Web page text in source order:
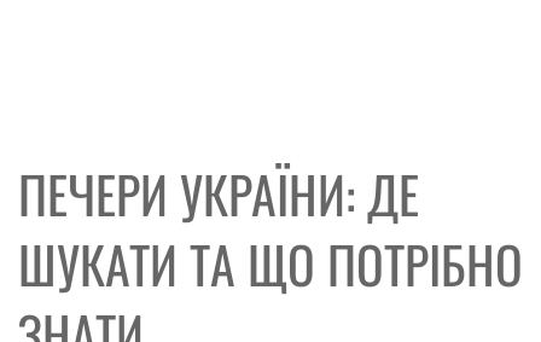
ПЕЧЕРИ УКРАЇНИ: ДЕ
ШУКАТИ ТА ЩО ПОТРІБНО